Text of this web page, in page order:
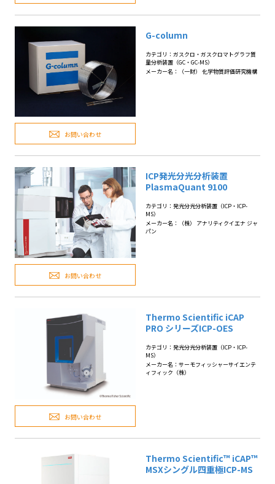
G-column
カテゴリ：ガスクロ・ガスクロマトグラフ質
量分析装置（GC・GC-MS）
メーカー名：（一財） 化学物質評価研究機構
お問い合わせ
ICP発光分光分析装置
PlasmaQuant 9100
カテゴリ：発光分光分析装置（ICP・ICP-
MS）
メーカー名：（株） アナリティクイエナ ジャ
パン
お問い合わせ
Thermo Scientific iCAP
PRO シリーズICP-OES
カテゴリ：発光分光分析装置（ICP・ICP-
MS）
メーカー名：サーモフィッシャーサイエンテ
ィフィック（株）
お問い合わせ
Thermo Scientific™ iCAP™
MSXシングル四重極ICP-MS